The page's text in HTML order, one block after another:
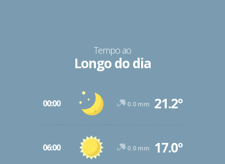
Tempo ao
Longo do dia
00:00 0.0 mm 21.2º
06:00 0.0 mm 17.0º